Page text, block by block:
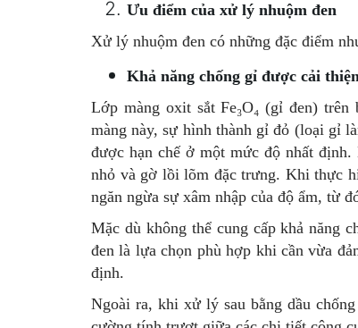
Ưu điểm của xử lý nhuộm đen
Xử lý nhuộm đen có những đặc điểm
Khả năng chống gỉ được cải
Lớp màng oxit sắt Fe₃O₄ (gỉ đen)
màng này, sự hình thành gỉ đỏ (loại gỉ
được hạn chế ở một mức độ nhất
nhỏ và gờ lồi lõm đặc trưng. Khi thực
ngăn ngừa sự xâm nhập của độ ẩm, từ
Mặc dù không thể cung cấp khả năng
đen là lựa chọn phù hợp khi cần vừa
định.
Ngoài ra, khi xử lý sau bằng dầu